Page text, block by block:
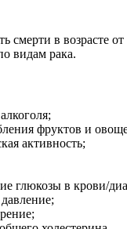
смерти в возрасте
видам рака.
фруктов и
активность;
глюкозы в крови/